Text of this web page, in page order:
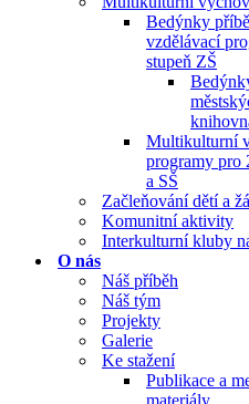
Bedýnky
vzdělávací
stupeň ZŠ
Multikulturní
programy pro
a SŠ
Začleňování dětí a
Komunitní aktivity
Interkulturní kluby
O nás
Náš příběh
Náš tým
Projekty
Galerie
Ke stažení
Publikace a
materiály